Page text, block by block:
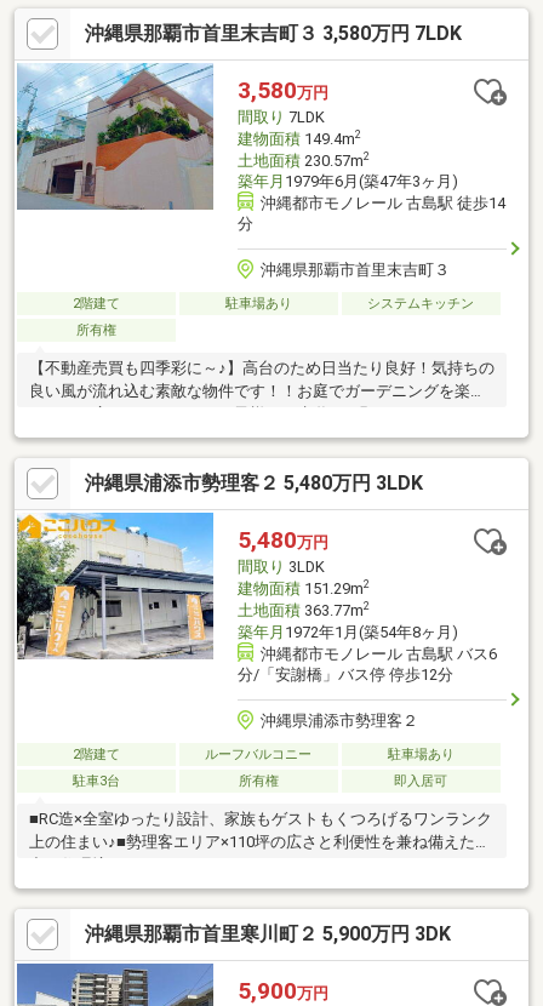
沖縄県那覇市首里末吉町３ 3,580万円 7LDK
3,580万円
間取り 7LDK
建物面積149.4m2
土地面積230.57m2
築年月 1979年6月(築47年3ヶ月)
沖縄都市モノレール 古島駅 徒歩14
分
沖縄県那覇市首里末吉町３
2階建て 駐車場あり
システムキッチン
所有権
【不動産売買も四季彩に～♪】高台のため日当たり良好！気持ちの
良い風が流れ込む素敵な物件です！！お庭でガーデニングを楽し
雨風をしのげて洗濯物が干せて便利！！モノレール・バス停も近
く、新都心のアクセスもＧＯＯＤ！お問合せお待ちしております
＾＾※居住中のため内覧は日程調整が必要です。※リフォーム見積
無料で行っております！詳しくはスタッフまで！
沖縄県浦添市勢理客２ 5,480万円 3LDK
5,480万円
間取り 3LDK
建物面積151.29m2
土地面積363.77m2
築年月 1972年1月(築54年8ヶ月)
沖縄都市モノレール 古島駅 バス6
分/「安謝橋」バス停 停歩12分
沖縄県浦添市勢理客２
2階建て ルーフバルコニー
駐車場あり
駐車3台
所有権 即入居可
■RC造×全室ゆったり設計、家族もゲストもくつろげるワンランク
上の住まい♪■勢理客エリア×110坪の広さと利便性を兼ね備えた魅
力の住環境♪
沖縄県那覇市首里寒川町２ 5,900万円 3DK
5,900万円